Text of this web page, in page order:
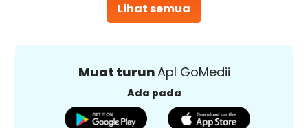
Lihat semua
Muat turunApl GoMedii
Ada pada